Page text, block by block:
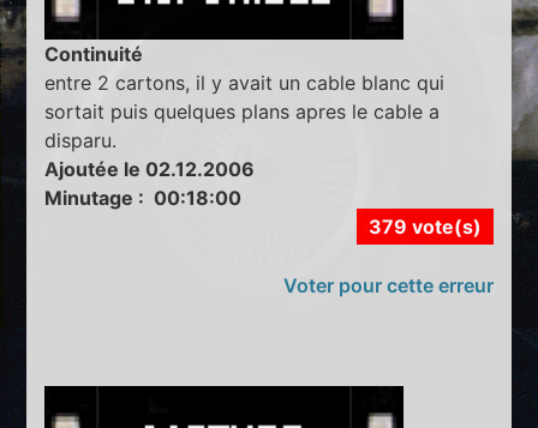
Continuité
entre 2 cartons, il y avait un cable blanc qui
sortait puis quelques plans apres le cable a
disparu.
Ajoutée le 02.12.2006
Minutage : 00:18:00
379 vote(s)
Voter pour cette erreur